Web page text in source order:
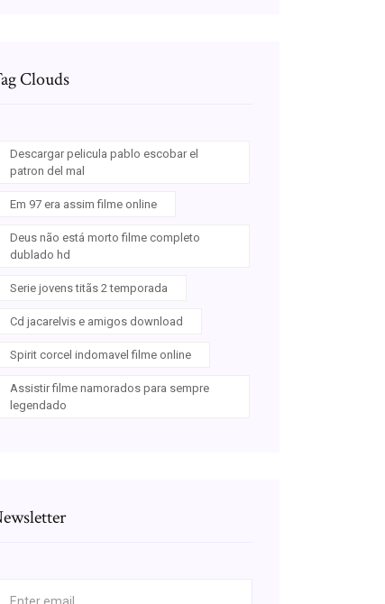
Clouds
Descargar pelicula pablo escobar el
patron del mal
Em 97 era assim filme online
Deus não está morto filme completo
dublado hd
Serie jovens titãs 2 temporada
Cd jacarelvis e amigos download
Spirit corcel indomavel filme online
Assistir filme namorados para sempre
legendado